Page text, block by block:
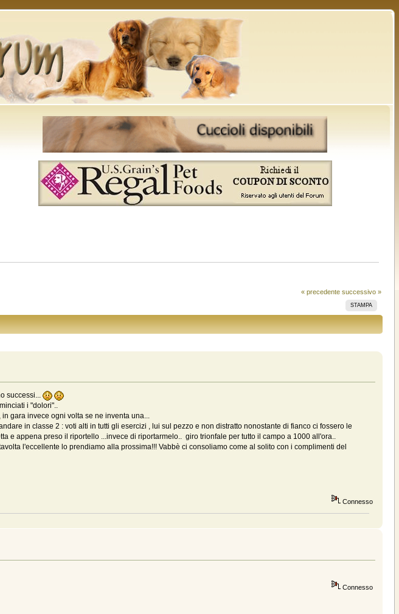
« precedente successivo »
STAMPA
successi...
i "dolori"..
gara invece ogni volta se ne inventa una...
in classe 2 : voti alti in tutti gli esercizi , lui sul pezzo e non distratto nonostante di fianco ci fossero le
e appena preso il riportello ...invece di riportarmelo.. giro trionfale per tutto il campo a 1000 all'ora..
l'eccellente lo prendiamo alla prossima!!! Vabbè ci consoliamo come al solito con i complimenti del
Connesso
Connesso